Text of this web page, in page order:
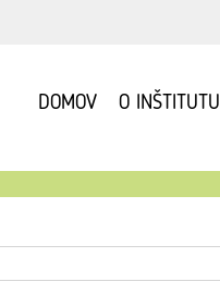
DOMOV O INŠTITUTU